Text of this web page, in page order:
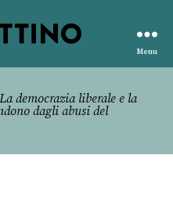
Menu
democrazia liberale e la
dagli abusi del